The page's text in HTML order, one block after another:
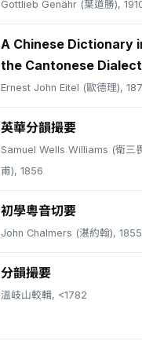
Gottlieb Genähr (葉道勝),
A Chinese Dictionary
the Cantonese Dialect
Ernest John Eitel (歐德理),
英華分韻撮要
Samuel Wells Williams (衛三
甫), 1856
初學粵音切要
John Chalmers (湛約翰), 1855
分韻撮要
溫岐山較輯, <1782